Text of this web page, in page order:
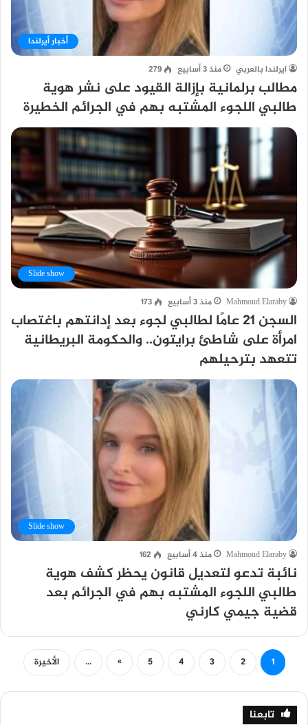
أخبار أيرلندا
ايرلندا بالعربي منذ 3 أسابيع 279
مطالب برلمانية بإزالة القيود على نشر هوية
طالبي اللجوء المشتبه بهم في الجرائم الخطيرة
Slide show
Mahmoud Elaraby منذ 3 أسابيع 173
السجن 21 عامًا لطالبي لجوء بعد إدانتهم باغتصاب
امرأة على شاطئ برايتون.. والحكومة البريطانية
تتعهد بترحيلهم
Slide show
Mahmoud Elaraby منذ 4 أسابيع 162
نائبة تدعو لتعديل قانون يحظر كشف هوية
طالبي اللجوء المشتبه بهم في الجرائم بعد
قضية جيمي كارني
1
2
3
4
5
»
... الأخيرة
تابعنا